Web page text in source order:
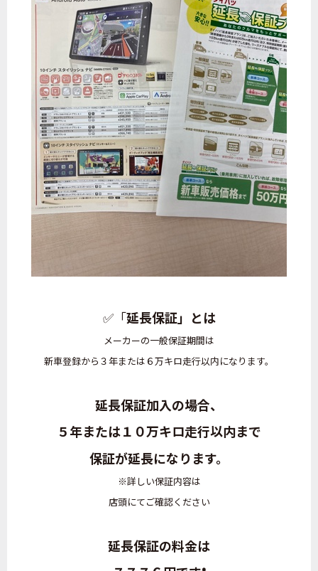
✅「延長保証」とは
メーカーの一般保証期間は
新車登録から３年または６万キロ走行以内になります。
延長保証加入の場合、
５年または１０万キロ走行以内まで
保証が延長になります。
※詳しい保証内容は
店頭にてご確認ください
延長保証の料金は